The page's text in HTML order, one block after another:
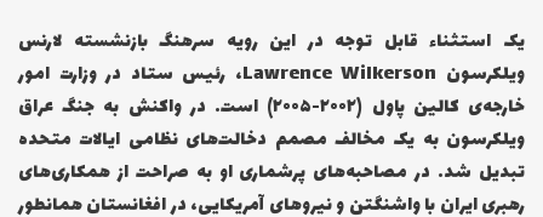
یک استثناء قابل توجه در این رویه سرهنگ بازنشسته لارنس
ویلکرسون Lawrence Wilkerson، رئیس ستاد در وزارت امور
خارجه‌ی کالین پاول (۲۰۰۲-۲۰۰۵) است. در واکنش به جنگ عراق
ویلکرسون به یک مخالف مصمم دخالت‌های نظامی ایالات متحده
تبدیل شد. در مصاحبه‌های پرشماری او به صراحت از همکاری‌های
رهبری ایران با واشنگتن و نیروهای آمریکایی، در افغانستان همانطور